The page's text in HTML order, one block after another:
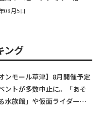
無料☆10/29(木)30(金)ママ
08月5日
ング
オンモール草津】8月開催予定
ントが多数中止に。「あそ
水族館」や仮面ライダーシ